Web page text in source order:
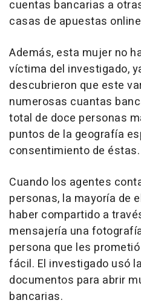
cuentas bancarias a
casas de apuestas
Además, esta mujer no
víctima del investigado,
descubrieron que este
numerosas cuantas
total de doce personas
puntos de la geografía
consentimiento de éstas.
Cuando los agentes
personas, la mayoría de
haber compartido a
mensajería una
persona que les
fácil. El investigado usó
documentos para abrir
bancarias.